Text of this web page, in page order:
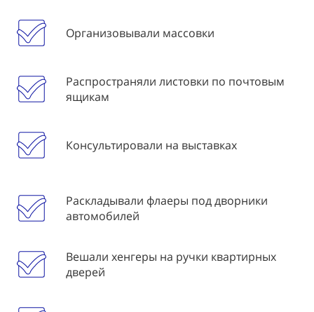
Организовывали массовки
Распространяли листовки по почтовым
ящикам
Консультировали на выставках
Раскладывали флаеры под дворники
автомобилей
Вешали хенгеры на ручки квартирных
дверей